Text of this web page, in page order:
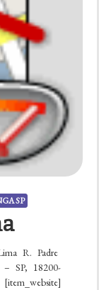
SP
R. Padre
SP, 18200-